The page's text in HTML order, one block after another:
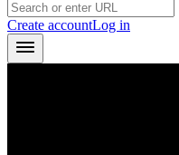
Create accountLog in